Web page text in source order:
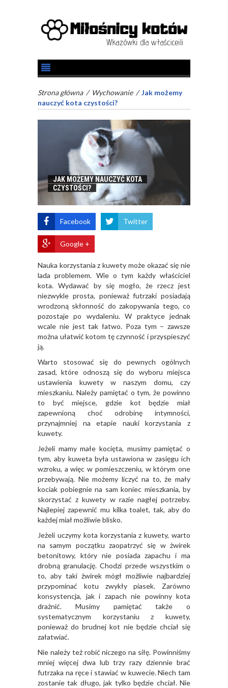
Strona główna / Wychowanie /Jak możemy
nauczyć kota czystości?
JAK MOŻEMY NAUCZYĆ KOTA
CZYSTOŚCI?
Facebook Twitter
Google +
Nauka korzystania z kuwety może okazać się nie
lada problemem. Wie o tym każdy właściciel
kota. Wydawać by się mogło, że rzecz jest
niezwykle prosta, ponieważ futrzaki posiadają
wrodzoną skłonność do zakopywania tego, co
pozostaje po wydaleniu. W praktyce jednak
wcale nie jest tak łatwo. Poza tym – zawsze
można ułatwić kotom tę czynność i przyspieszyć
ją.
Warto stosować się do pewnych ogólnych
zasad, które odnoszą się do wyboru miejsca
ustawienia kuwety w naszym domu, czy
mieszkaniu. Należy pamiętać o tym, że powinno
to być miejsce, gdzie kot będzie miał
zapewnioną choć odrobinę intymności,
przynajmniej na etapie nauki korzystania z
kuwety.
Jeżeli mamy małe kocięta, musimy pamiętać o
tym, aby kuweta była ustawiona w zasięgu ich
wzroku, a więc w pomieszczeniu, w którym one
przebywają. Nie możemy liczyć na to, że mały
kociak pobiegnie na sam koniec mieszkania, by
skorzystać z kuwety w razie nagłej potrzeby.
Najlepiej zapewnić mu kilka toalet, tak, aby do
każdej miał możliwie blisko.
Jeżeli uczymy kota korzystania z kuwety, warto
na samym początku zaopatrzyć się w żwirek
betonitowy, który nie posiada zapachu i ma
drobną granulację. Chodzi przede wszystkim o
to, aby taki żwirek mógł możliwie najbardziej
przypominać kotu zwykły piasek. Zarówno
konsystencja, jak i zapach nie powinny kota
drażnić. Musimy pamiętać także o
systematycznym korzystaniu z kuwety,
ponieważ do brudnej kot nie będzie chciał się
załatwiać.
Nie należy też robić niczego na siłę. Powinniśmy
mniej więcej dwa lub trzy razy dziennie brać
futrzaka na ręce i stawiać w kuwecie. Niech tam
zostanie tak długo, jak tylko będzie chciał. Nie